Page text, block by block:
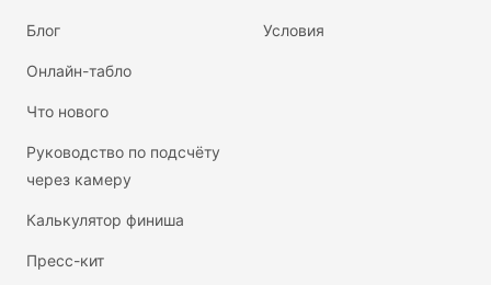
Блог
Онлайн-табло
Что нового
Руководство по подсчёту
через камеру
Калькулятор финиша
Пресс-кит
Условия